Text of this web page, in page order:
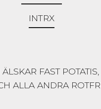
INTRX
ÄLSKAR FAST
ALLA ANDRA